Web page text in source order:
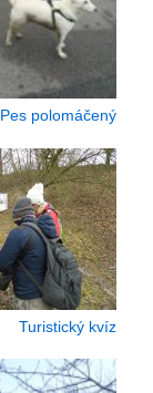
Pes polomáčený
Turistický kvíz